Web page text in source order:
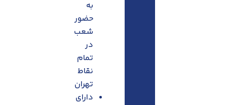
به
حضور
شعب
در
تمام
نقاط
تهران
دارای